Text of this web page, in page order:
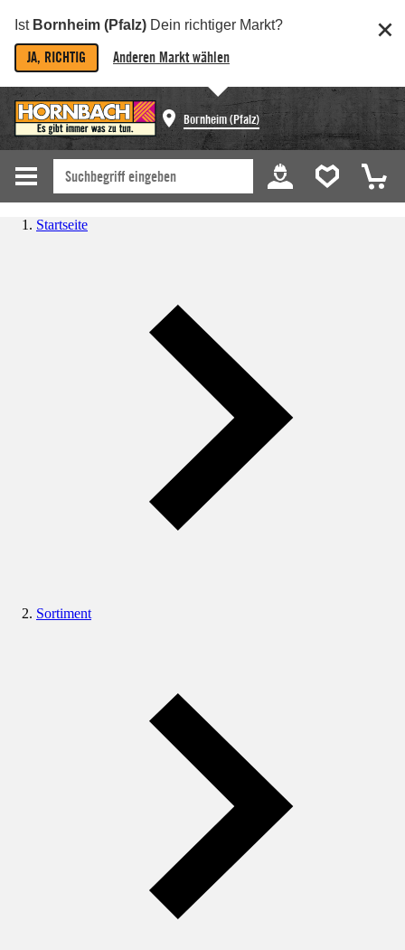
Ist Bornheim (Pfalz) Dein richtiger Markt?
JA, RICHTIG Anderen Markt wählen
Bornheim (Pfalz)
Startseite
Sortiment